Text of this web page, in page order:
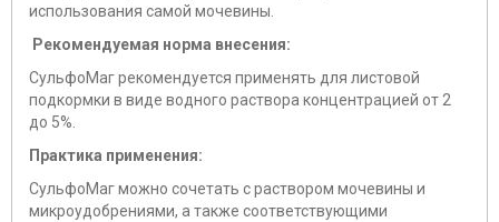
использования самой мочевины.
Рекомендуемая норма внесения:
СульфоМаг рекомендуется применять для листовой
подкормки в виде водного раствора концентрацией от 2
до 5%.
Практика применения:
СульфоМаг можно сочетать с раствором мочевины и
микроудобрениями, а также соответствующими